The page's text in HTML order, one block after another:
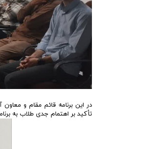
در این برنامه قائم مقام و
تأکید بر اهتمام جدی طلاب به